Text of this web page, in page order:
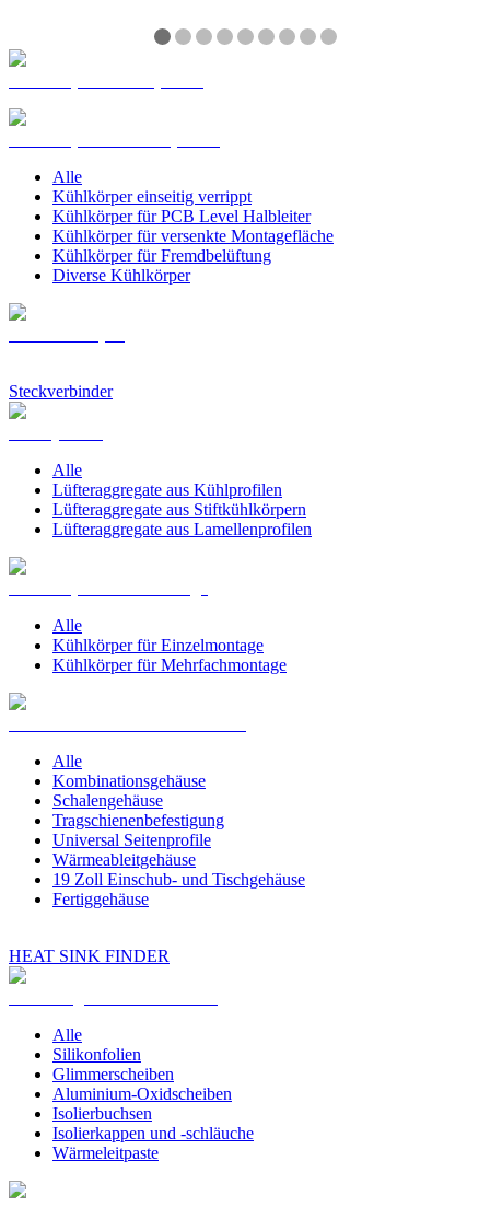
Alle
Kühlkörper einseitig verrippt
Kühlkörper für PCB Level Halbleiter
Kühlkörper für versenkte Montagefläche
Kühlkörper für Fremdbelüftung
Diverse Kühlkörper
Steckverbinder
Alle
Lüfteraggregate aus Kühlprofilen
Lüfteraggregate aus Stiftkühlkörpern
Lüfteraggregate aus Lamellenprofilen
Alle
Kühlkörper für Einzelmontage
Kühlkörper für Mehrfachmontage
Alle
Kombinationsgehäuse
Schalengehäuse
Tragschienenbefestigung
Universal Seitenprofile
Wärmeableitgehäuse
19 Zoll Einschub- und Tischgehäuse
Fertiggehäuse
HEAT SINK FINDER
Alle
Silikonfolien
Glimmerscheiben
Aluminium-Oxidscheiben
Isolierbuchsen
Isolierkappen und -schläuche
Wärmeleitpaste